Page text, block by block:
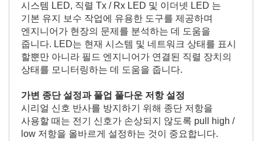
시스템 LED, 직렬 Tx / Rx LED 및 이더넷 LED 는
기본 유지 보수 작업에 유용한 도구를 제공하며
엔지니어가 현장의 문제를 분석하는 데 도움을
줍니다. LED는 현재 시스템 및 네트워크 상태를 표시
할뿐만 아니라 필드 엔지니어가 연결된 직렬 장치의
상태를 모니터링하는 데 도움을 줍니다.
가변 종단 설정과 풀업 풀다운 저항 설정
시리얼 신호 반사를 방지하기 위해 종단 저항을
사용할 때는 전기 신호가 손상되지 않도록 pull high /
low 저항을 올바르게 설정하는 것이 중요합니다.